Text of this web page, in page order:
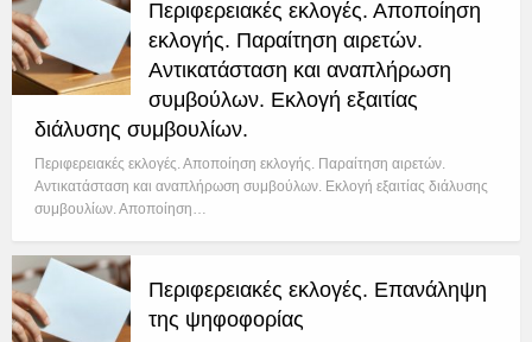
Περιφερειακές εκλογές. Αποποίηση
εκλογής. Παραίτηση αιρετών.
Αντικατάσταση και αναπλήρωση
συμβούλων. Εκλογή εξαιτίας
διάλυσης συμβουλίων.
Περιφερειακές εκλογές. Αποποίηση εκλογής. Παραίτηση αιρετών.
Αντικατάσταση και αναπλήρωση συμβούλων. Εκλογή εξαιτίας διάλυσης
συμβουλίων. Αποποίηση…
Περιφερειακές εκλογές. Επανάληψη
της ψηφοφορίας